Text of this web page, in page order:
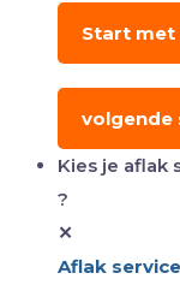
Start met
volgende
Kies je aflak
?
✕
Aflak service